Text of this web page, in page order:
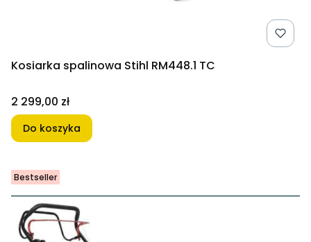
Kosiarka spalinowa Stihl RM448.1 TC
Cena
2 299,00 zł
Do koszyka
Bestseller